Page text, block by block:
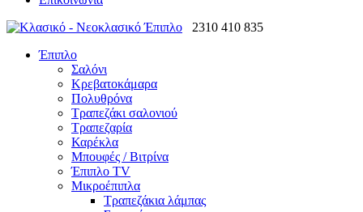
2310 410 835
Έπιπλο
Σαλόνι
Κρεβατοκάμαρα
Πολυθρόνα
Τραπεζάκι σαλονιού
Τραπεζαρία
Καρέκλα
Μπουφές / Βιτρίνα
Έπιπλο TV
Μικροέπιπλα
Τραπεζάκια λάμπας